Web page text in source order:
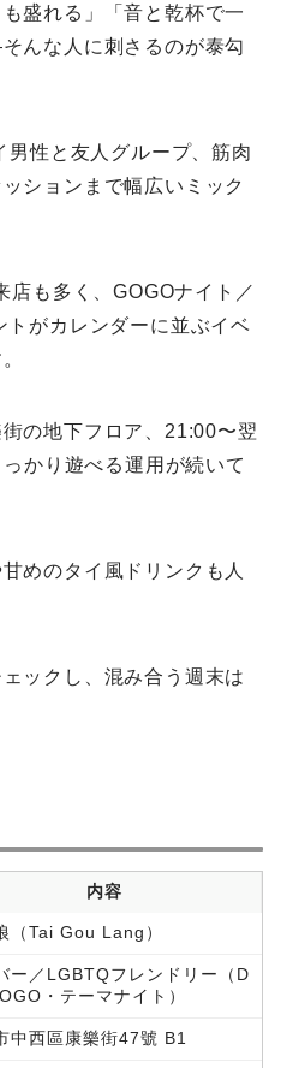
盛れる」「音と乾杯で一
んな人に刺さるのが泰勾
性と友人グループ、筋肉
ションまで幅広いミック
店も多く、GOGOナイト／
がカレンダーに並ぶイベ
の地下フロア、21:00〜翌
かり遊べる運用が続いて
めのタイ風ドリンクも人
ックし、混み合う週末は
内容
（Tai Gou Lang）
ー／LGBTQフレンドリー（D
・テーマナイト）
中西區康樂街47號 B1